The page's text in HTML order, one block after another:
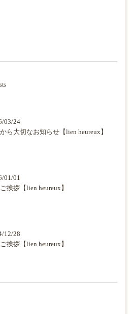
03/24
ら大切なお知らせ【lien heureux】
01/01
挨拶【lien heureux】
12/28
挨拶【lien heureux】